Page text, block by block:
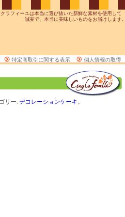
ラフィーユは本当に選び抜いた新鮮な素材を使用して
誠実で、本当に美味しいものをお届けします。
特定商取引に関する表示 個人情報の取得
リー: デコレーションケーキ。